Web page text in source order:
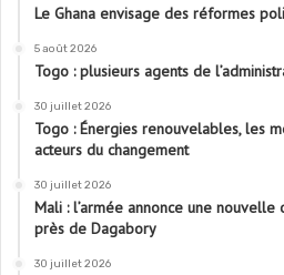
Le Ghana envisage des réformes
5 août 2026
Togo : plusieurs agents de
30 juillet 2026
Togo : Énergies renouvelables, les
acteurs du changement
30 juillet 2026
Mali : l’armée annonce une nouvelle
près de Dagabory
30 juillet 2026